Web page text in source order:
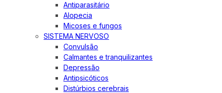
Antiparasitário
Alopecia
Micoses e fungos
SISTEMA NERVOSO
Convulsão
Calmantes e tranquilizantes
Depressão
Antipsicóticos
Distúrbios cerebrais